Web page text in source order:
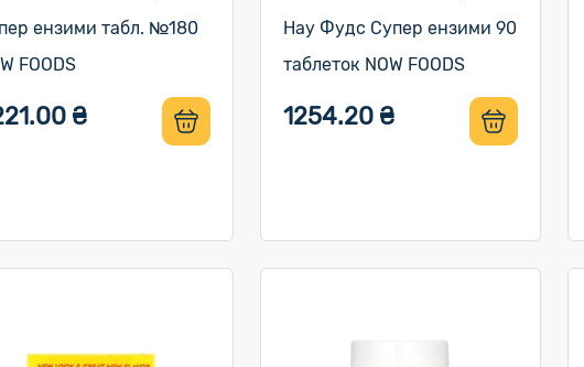
ензими табл. №180
FOODS
₴
Нау Фудс Супер ензими 90
таблеток NOW FOODS
1254.20 ₴